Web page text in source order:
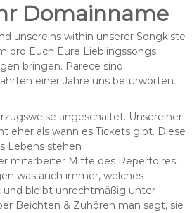
Domainname
unsereins within unserer Songkiste
pro Euch Eure Lieblingssongs
bringen. Parece sind
einer Jahre uns befürworten.
angeschaltet. Unsereiner
eher als wann es Tickets gibt. Diese
Lebens stehen
mitarbeiter Mitte des Repertoires.
was auch immer, welches
und bleibt unrechtmäßig unter
Beichten & Zuhören man sagt, sie